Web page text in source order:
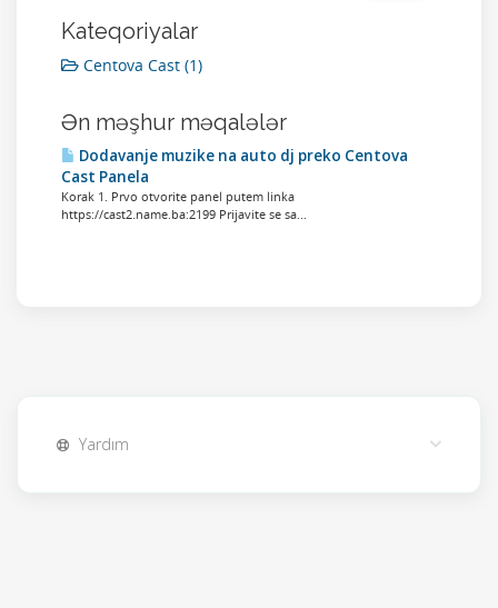
Kateqoriyalar
Centova Cast (1)
Ən məşhur məqalələr
Dodavanje muzike na auto dj preko Centova
Cast Panela
Korak 1. Prvo otvorite panel putem linka
https://cast2.name.ba:2199 Prijavite se sa...
Yardım